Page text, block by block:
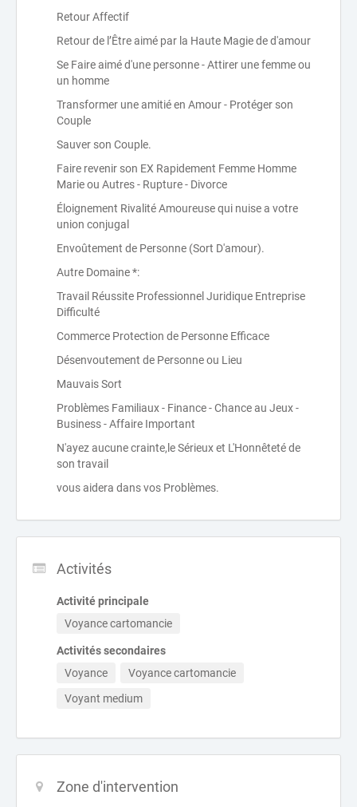
Retour Affectif
Retour de l’Être aimé par la Haute Magie de d'amour
Se Faire aimé d'une personne - Attirer une femme ou
un homme
Transformer une amitié en Amour - Protéger son
Couple
Sauver son Couple.
Faire revenir son EX Rapidement Femme Homme
Marie ou Autres - Rupture - Divorce
Éloignement Rivalité Amoureuse qui nuise a votre
union conjugal
Envoûtement de Personne (Sort D'amour).
Autre Domaine *:
Travail Réussite Professionnel Juridique Entreprise
Difficulté
Commerce Protection de Personne Efficace
Désenvoutement de Personne ou Lieu
Mauvais Sort
Problèmes Familiaux - Finance - Chance au Jeux -
Business - Affaire Important
N'ayez aucune crainte,le Sérieux et L'Honnêteté de
son travail
vous aidera dans vos Problèmes.
Activités
Activité principale
Voyance cartomancie
Activités secondaires
Voyance
Voyance cartomancie
Voyant medium
Zone d'intervention